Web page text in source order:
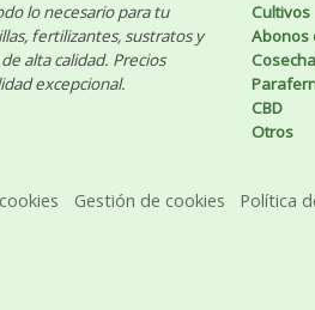
lo necesario para tu
fertilizantes, sustratos y
alta calidad. Precios
excepcional.
Cultivos
Abonos
CBD
Otros
Gestión de cookies Política